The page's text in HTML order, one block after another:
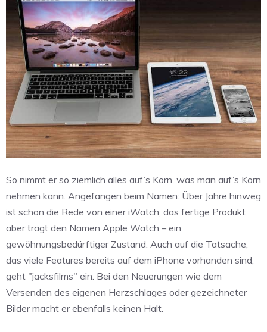
So nimmt er so ziemlich alles auf’s Korn, was man auf’s Korn
nehmen kann. Angefangen beim Namen: Über Jahre hinweg
ist schon die Rede von einer iWatch, das fertige Produkt
aber trägt den Namen Apple Watch – ein
gewöhnungsbedürftiger Zustand. Auch auf die Tatsache,
das viele Features bereits auf dem iPhone vorhanden sind,
geht "jacksfilms" ein. Bei den Neuerungen wie dem
Versenden des eigenen Herzschlages oder gezeichneter
Bilder macht er ebenfalls keinen Halt.